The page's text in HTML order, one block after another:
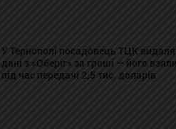
У Тернополі посадовець ТЦК
дані з «Оберіг» за гроші — його взяли
під час передачі 2,5 тис. доларів